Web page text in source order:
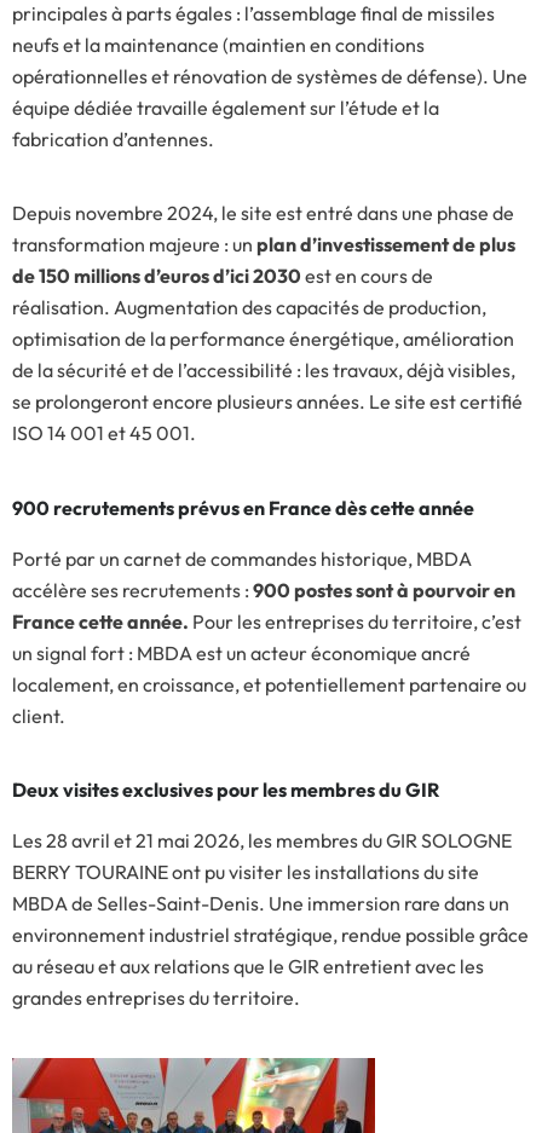
principales à parts égales : l’assemblage final de missiles
neufs et la maintenance (maintien en conditions
opérationnelles et rénovation de systèmes de défense). Une
équipe dédiée travaille également sur l’étude et la
fabrication d’antennes.
Depuis novembre 2024, le site est entré dans une phase de
transformation majeure : un plan d’investissement de plus
de 150 millions d’euros d’ici 2030 est en cours de
réalisation. Augmentation des capacités de production,
optimisation de la performance énergétique, amélioration
de la sécurité et de l’accessibilité : les travaux, déjà visibles,
se prolongeront encore plusieurs années. Le site est certifié
ISO 14 001 et 45 001.
900 recrutements prévus en France dès cette année
Porté par un carnet de commandes historique, MBDA
accélère ses recrutements : 900 postes sont à pourvoir en
France cette année. Pour les entreprises du territoire, c’est
un signal fort : MBDA est un acteur économique ancré
localement, en croissance, et potentiellement partenaire ou
client.
Deux visites exclusives pour les membres du GIR
Les 28 avril et 21 mai 2026, les membres du GIR SOLOGNE
BERRY TOURAINE ont pu visiter les installations du site
MBDA de Selles-Saint-Denis. Une immersion rare dans un
environnement industriel stratégique, rendue possible grâce
au réseau et aux relations que le GIR entretient avec les
grandes entreprises du territoire.